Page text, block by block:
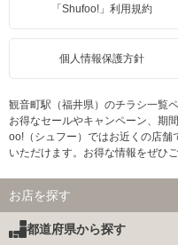
「Shufoo!」利用規約
個人情報保護方針
観音町駅（福井県）のチラシ一覧
お得なセールやキャンペーン、期
oo!（シュフー）ではお近くの店
いただけます。お得な情報をぜひ
お店を探す
都道府県から探す